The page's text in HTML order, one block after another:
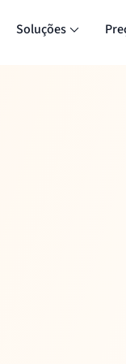
Soluções